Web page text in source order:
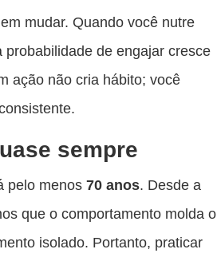
mudar. Quando você nutre
de engajar cresce
ação não cria hábito; você
sempre
pelo menos70 anos. Desde a
que o comportamento molda o
isolado. Portanto, praticar